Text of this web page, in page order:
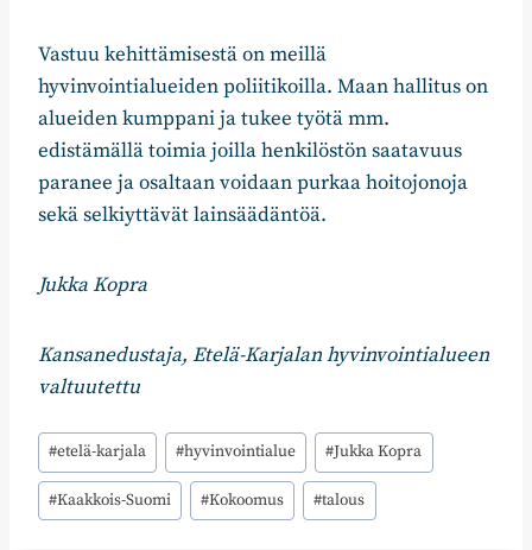
Vastuu kehittämisestä on meillä
hyvinvointialueiden poliitikoilla. Maan hallitus on
alueiden kumppani ja tukee työtä mm.
edistämällä toimia joilla henkilöstön saatavuus
paranee ja osaltaan voidaan purkaa hoitojonoja
sekä selkiyttävät lainsäädäntöä.
Jukka Kopra
Kansanedustaja, Etelä-Karjalan hyvinvointialueen
valtuutettu
Avainsanat:
#etelä-karjala #hyvinvointialue #Jukka Kopra
#Kaakkois-Suomi #Kokoomus #talous